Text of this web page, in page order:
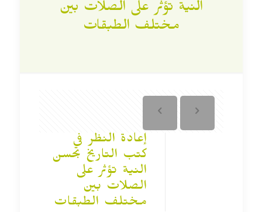
النية تؤثر على الصلات بين
مختلف الطبقات
إعادة النظر في
كتب التاريخ بحسن
النية تؤثر على
الصلات بين
مختلف الطبقات